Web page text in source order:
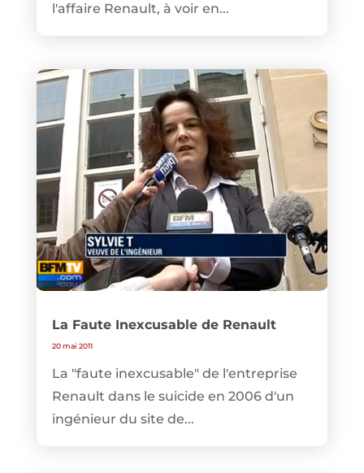
l'affaire Renault, à voir en...
La Faute Inexcusable de Renault
20 mai 2011
La "faute inexcusable" de l'entreprise
Renault dans le suicide en 2006 d'un
ingénieur du site de...